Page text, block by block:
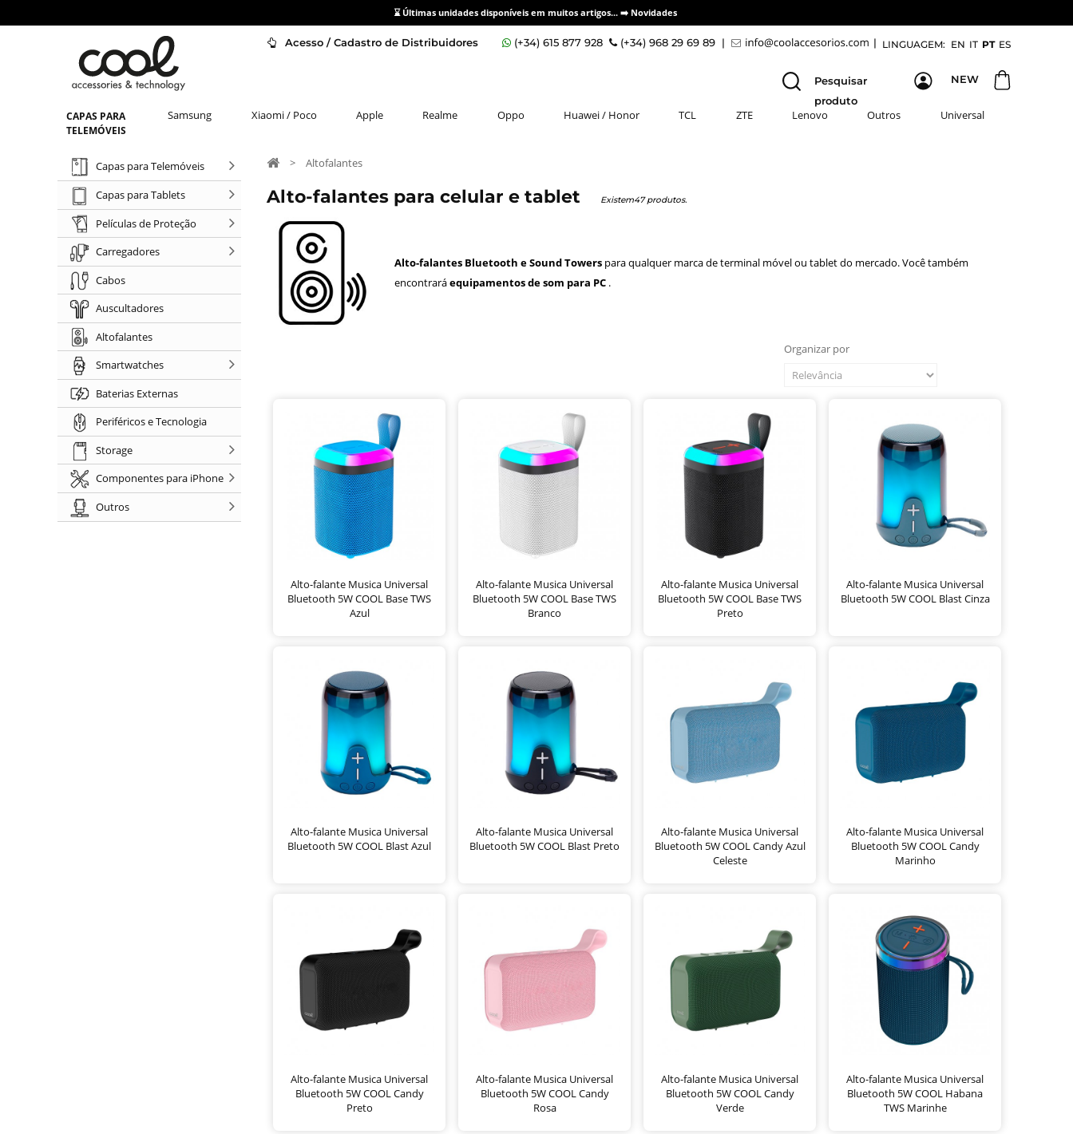
⌛ Últimas unidades disponíveis em muitos artigos... ➡️ Novidades
Acesso / Cadastro de Distribuidores LINGUAGEM: EN IT PT ES
(+34) 615 877 928 (+34) 968 29 69 89 | |
NEW
Pesquisar
produto
CAPAS PARA
TELEMÓVEIS
Samsung Xiaomi / Poco Apple Realme Oppo Huawei / Honor TCL ZTE Lenovo Outros Universal
Capas para Telemóveis
Capas para Tablets
Películas de Proteção
Carregadores
Cabos
Auscultadores
Altofalantes
Smartwatches
Baterias Externas
Periféricos e Tecnologia
Storage
Componentes para iPhone
Outros
> Altofalantes
Alto-falantes para celular e tablet Existem47 produtos.
Alto-falantes Bluetooth e Sound Towers para qualquer marca de terminal móvel ou tablet do mercado. Você também
encontraráequipamentos de som para PC .
Organizar por
Alto-falante Musica Universal
Bluetooth 5W COOL Base TWS
Azul
Alto-falante Musica Universal
Bluetooth 5W COOL Base TWS
Branco
Alto-falante Musica Universal
Bluetooth 5W COOL Base TWS
Preto
Alto-falante Musica Universal
Bluetooth 5W COOL Blast Cinza
Alto-falante Musica Universal
Bluetooth 5W COOL Blast Azul
Alto-falante Musica Universal
Bluetooth 5W COOL Blast Preto
Alto-falante Musica Universal
Bluetooth 5W COOL Candy Azul
Celeste
Alto-falante Musica Universal
Bluetooth 5W COOL Candy
Marinho
Alto-falante Musica Universal
Bluetooth 5W COOL Candy
Preto
Alto-falante Musica Universal
Bluetooth 5W COOL Candy
Rosa
Alto-falante Musica Universal
Bluetooth 5W COOL Candy
Verde
Alto-falante Musica Universal
Bluetooth 5W COOL Habana
TWS Marinhe